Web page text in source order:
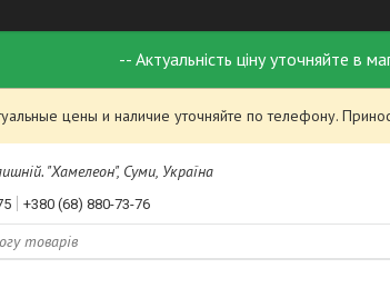
-- Актуальність ціну уточняйте в
цены и наличие уточняйте по телефону.
"Хамелеон", Суми, Україна
+380 (68) 880-73-76